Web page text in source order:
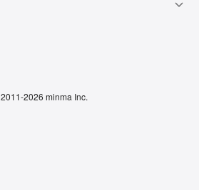
2011-2026 minma Inc.